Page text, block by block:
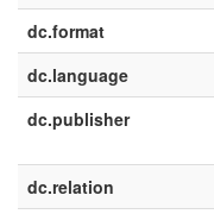
dc.format
dc.language
dc.publisher
dc.relation